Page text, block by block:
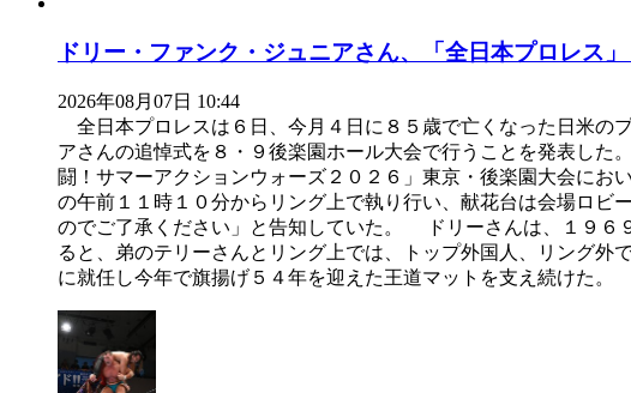
ドリー・ファンク・ジュニアさん、「全日本プロレス
2026年08月07日 10:44
全日本プロレスは６日、今月４日に８５歳で亡くなった日米の
アさんの追悼式を８・９後楽園ホール大会で行うことを発表し
闘！サマーアクションウォーズ２０２６」東京・後楽園大会に
の午前１１時１０分からリング上で執り行い、献花台は会場ロビ
のでご了承ください」と告知していた。 ドリーさんは、１９６
ると、弟のテリーさんとリング上では、トップ外国人、リング
に就任し今年で旗揚げ５４年を迎えた王道マットを支え続けた。